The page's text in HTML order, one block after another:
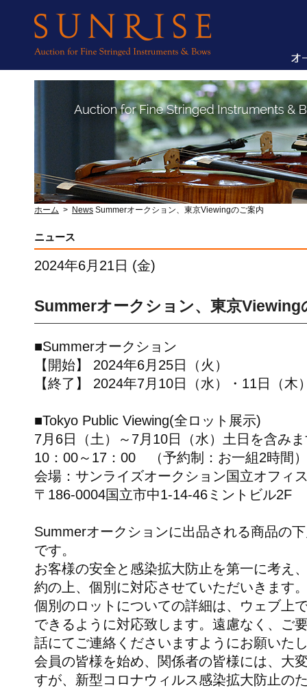
ホーム > News Summerオークション、東京Viewingのご案内
ニュース
2024年6月21日 (金)
Summerオークション、東京Viewing
■Summerオークション
【開始】 2024年6月25日（火）
【終了】 2024年7月10日（水）・11日（木
■Tokyo Public Viewing(全ロット展示)
7月6日（土）～7月10日（水）土日を含み
10：00～17：00 （予約制：お一組2時間）
会場：サンライズオークション国立オフィ
〒186-0004国立市中1-14-46ミントビル2F
Summerオークションに出品される商品の
です。
お客様の安全と感染拡大防止を第一に考え
約の上、個別に対応させていただいきます
個別のロットについての詳細は、ウェブ上
できるように対応致します。遠慮なく、ご
話にてご連絡くださいますようにお願いた
会員の皆様を始め、関係者の皆様には、大
すが、新型コロナウィルス感染拡大防止の